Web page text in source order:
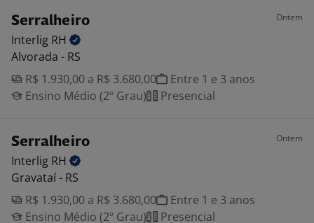
Serralheiro Ontem
Interlig RH
Alvorada - RS
R$ 1.930,00 a R$ 3.680,00
Entre 1 e 3 anos
Ensino Médio (2º Grau)
Presencial
Serralheiro Ontem
Interlig RH
Gravataí - RS
R$ 1.930,00 a R$ 3.680,00
Entre 1 e 3 anos
Ensino Médio (2º Grau)
Presencial